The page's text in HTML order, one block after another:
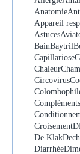
Anatomie
Appareil
Astuces
BainBaytril
Capillariose
Chaleur
Circovirus
Croisement
De Klak
Diarrhée